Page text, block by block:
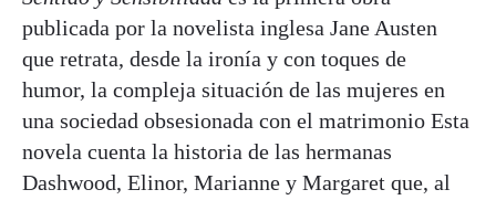
publicada por la novelista inglesa Jane Austen
que retrata, desde la ironía y con toques de
humor, la compleja situación de las mujeres en
una sociedad obsesionada con el matrimonio Esta
novela cuenta la historia de las hermanas
Dashwood, Elinor, Marianne y Margaret que, al